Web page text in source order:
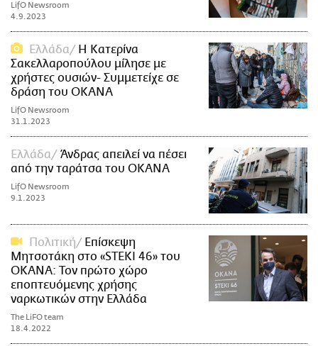
LifO Newsroom
4.9.2023
Ελλάδα
Η Κατερίνα
Σακελλαροπούλου μίλησε με
χρήστες ουσιών- Συμμετείχε σε
δράση του ΟΚΑΝΑ
LifO Newsroom
31.1.2023
Ελλάδα
Άνδρας απειλεί να πέσει
από την ταράτσα του ΟΚΑΝΑ
LifO Newsroom
9.1.2023
Πολιτική
Επίσκεψη
Μητσοτάκη στο «STEKI 46» του
ΟΚΑΝΑ: Τον πρώτο χώρο
εποπτευόμενης χρήσης
ναρκωτικών στην Ελλάδα
The LiFO team
18.4.2022